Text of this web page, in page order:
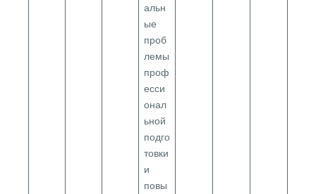
альн
ые
проб
лемы
проф
есси
онал
ьной
подго
товки
и
повы